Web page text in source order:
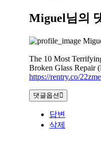
Miguel님의
The 10 Most
Broken Glass Repair
https://rentry.co/
댓글옵션
답변
삭제